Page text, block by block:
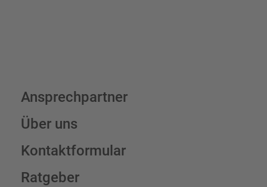
Ansprechpartner
Über uns
Kontaktformular
Ratgeber